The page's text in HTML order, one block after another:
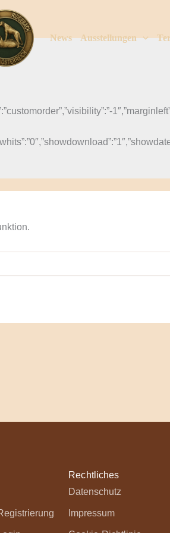
News Ausstellungen
Rechtliches
Datenschutz
Impressum